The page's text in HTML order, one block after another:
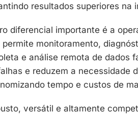
resultados superiores na
diferencial importante é a
permite monitoramento,
e análise remota de dados
e reduzem a necessidade
tempo e custos de
versátil e altamente